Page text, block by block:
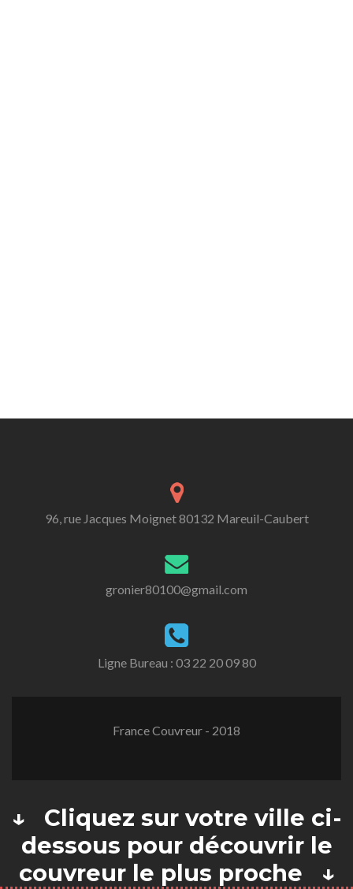
96, rue Jacques Moignet 80132 Mareuil-Caubert
gronier80100@gmail.com
Ligne Bureau : 03 22 20 09 80
France Couvreur - 2018
↓ Cliquez sur votre ville ci-
dessous pour découvrir le
couvreur le plus proche ↓